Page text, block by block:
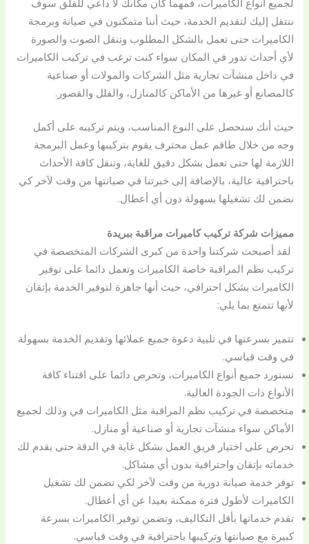
لجميع أنواع الكاميرات، فمهما كان مكانك لا داعي للقلق سوف
ننتقل إليك لتقديم الخدمة، حيث أننا متمكنون في صيانة وبرمجة
الكاميرات حتى تعمل بالشكل المطلوب وتنقل الصوت والصورة
لأي أحداث تدور في المكان سواء كنت ترغب في تركيب الكاميرات
في داخل منشآت تجارية مثل الشركات والمولات أو صناعية
كالمصانع أو غيرها من الأماكن كالمنازل، والفلل والقصور.
حيث أنك ستحصل على النوع المناسب، ويتم تركيبه على أكمل
وجه من خلال طاقم عمل محترف يقوم بتركيبها وعمل البرمجة
اللازمة لها حتى تعمل بشكل دقيق للغاية، وتنقل كافة الأحداث
باحترافية عالية، بالإضافة إلى خبرتنا في صيانتها من وقت لآخر كي
نضمن لك تشغيلها بسهولة دون أي أعطال.
مميزات شركة تركيب كاميرات مراقبة ببريدة
لقد أصبحت شركتنا واحدة من كبرى الشركات المتخصصة في
تركيب نظم المراقبة خاصة الكاميرات وتعمل دائما على توفير
الكاميرات بشكل احترافي، حيث أنها جاهزة لتوفير الخدمة بإتقان
لأنها تتمتع بما يلي:
تتميز بسرعتها في تلبية دعوة جميع عملائها وتقديم الخدمة بسهولة
في وقت قياسي.
تستورد جميع أنواع الكاميرات، وتحرص دائما على اقتناء كافة
الأنواع ذات الجودة العالية.
متخصصة في تركيب نظم المراقبة مثل الكاميرات في وذلك لجميع
الأماكن سواء منشآت تجارية أو صناعية أو منازل.
تحرص على اختيار فريق العمل بشكل غاية في الدقة حتى يقدم لك
خدماته بإتقان واحترافية بدون أي مشاكل.
توفر خدمة صيانة دورية من وقت لآخر لكي تضمن لك تشغيل
الكاميرات لأطول فترة ممكنة بعيدا عن أي أعطال.
تقدم خدماتها بأقل التكاليف، وتضمن توفير الكاميرات بسرعة
كبيرة مع صيانتها وتركيبها باحترافية في وقت قياسي.